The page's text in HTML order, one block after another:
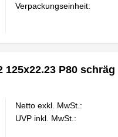
Verpackungseinheit:
125x22.23 P80 schräg
Netto exkl. MwSt.:
UVP inkl. MwSt.: